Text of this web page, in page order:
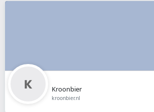
Kroonbier
kroonbier.nl